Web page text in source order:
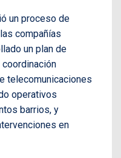
un proceso de
compañías
un plan de
coordinación
telecomunicaciones
operativos
barrios, y
en